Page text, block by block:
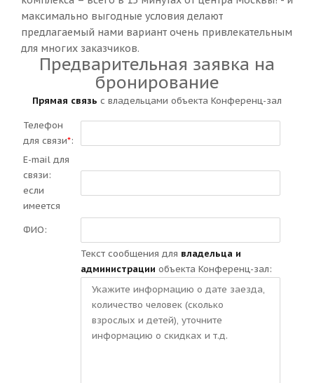
максимально выгодные условия делают
предлагаемый нами вариант очень привлекательным
для многих заказчиков.
Предварительная заявка на
бронирование
Прямая связь с владельцами объекта Конференц-зал
Телефон
для связи*:
E-mail для
связи:
если
имеется
ФИО:
Текст сообщения для владельца и
администрации объекта Конференц-зал: